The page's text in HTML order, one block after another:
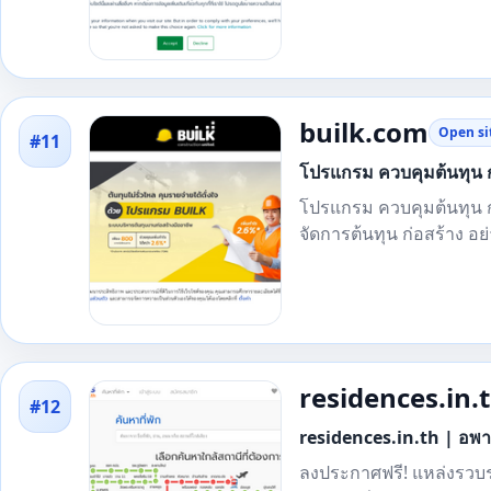
#11 builk.com Open
โปรแกรม ควบคุมต้นทุน
โปรแกรม ควบคุมต้นทุน
จัดการต้นทุน ก่อสร้าง อ
#12
residences.in.th | อพ
ลงประกาศฟรี! แหล่งรว